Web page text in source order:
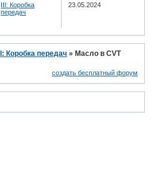
III: Коробка
передач
23.05.2024
II: Коробка передач » Масло в CVT
создать бесплатный форум